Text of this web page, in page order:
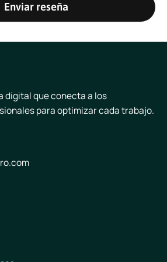
Enviar reseña
digital que conecta a los
para optimizar cada trabajo.